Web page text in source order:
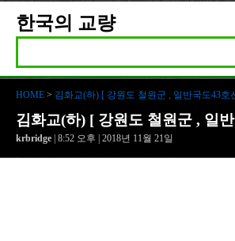
한국의 교량
HOME > 김화교(하) [ 강원도 철원군 , 일반국도43호
김화교(하) [ 강원도 철원군 , 일
krbridge | 8:52 오후 | 2018년 11월 21일